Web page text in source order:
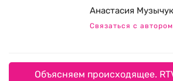
Анастасия Музычук
Связаться с автором
Объясняем происходящее.